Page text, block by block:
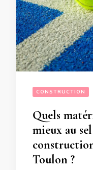
CONSTRUCTION
Quels
mieux au
Toulon ?